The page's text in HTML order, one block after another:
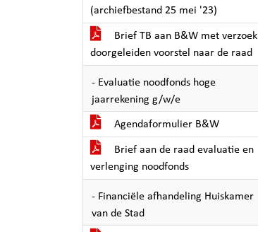
(archiefbestand 25 mei '23)
Brief TB aan B&W met verzoek
doorgeleiden voorstel naar de raad
- Evaluatie noodfonds hoge
jaarrekening g/w/e
Agendaformulier B&W
Brief aan de raad evaluatie en
verlenging noodfonds
- Financiële afhandeling Huiskamer
van de Stad